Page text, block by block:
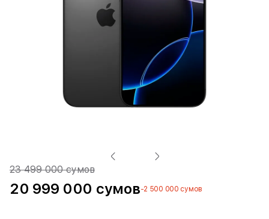
23 499 000 сумов
20 999 000 сумов-2 500 000 сумов